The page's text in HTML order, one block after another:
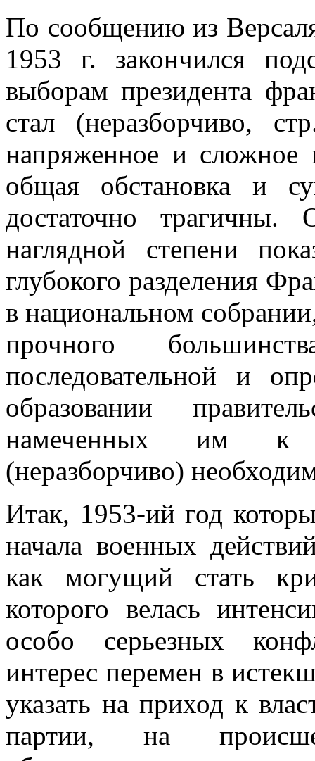
По сообщению из
1953 г. за­кончился
выборам президента
стал (неразборчиво,
напряженное и
общая обстановка и
достаточно
наглядной степени
глубокого разделения
в национальном
прочного
последовательной и
образовании
намеченных им к
(неразборчиво)
Итак, 1953-ий год
начала воен­ных
как могущий стать
которого велась
особо серьезных
интерес перемен в
указать на приход к
партии, на